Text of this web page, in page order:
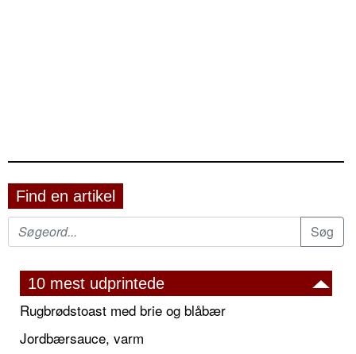
Find en artikel
10 mest udprintede
Rugbrødstoast med brie og blåbær
Jordbærsauce, varm